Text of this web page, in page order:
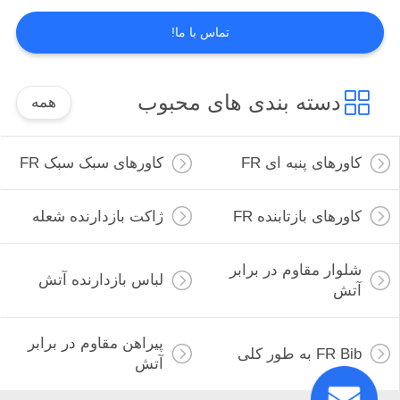
پارچه FR ذاتی
پارچه دافع روغن
23
15
تماس با ما!
دسته بندی های محبوب همه
کاورهای پنبه ای FR کاورهای سبک سبک FR
کاورهای بازتابنده FR ژاکت بازدارنده شعله
شلوار مقاوم در برابر
آتش
لباس بازدارنده آتش
FR Bib به طور کلی
پیراهن مقاوم در برابر
آتش